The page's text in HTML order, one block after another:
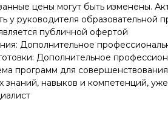
цены могут быть изменены.
у руководителя образовательной
публичной офертой
Дополнительное
Дополнительное
программ для
знаний, навыков и компетенций,